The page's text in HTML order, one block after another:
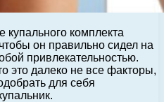
комплекта
он правильно сидел на
привлекательностью.
это далеко не все факторы,
для себя